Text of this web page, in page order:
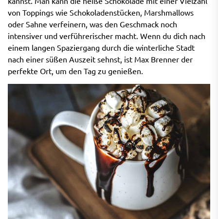
von Toppings wie Schokoladenstücken, Marshmallows
oder Sahne verfeinern, was den Geschmack noch
intensiver und verführerischer macht. Wenn du dich nach
einem langen Spaziergang durch die winterliche Stadt
nach einer süßen Auszeit sehnst, ist Max Brenner der
perfekte Ort, um den Tag zu genießen.